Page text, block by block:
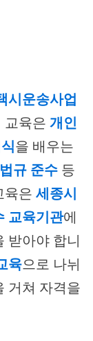
시운송사업
교육은 개인
을 배우는
규 준수 등
육은 세종시
교육기관에
받아야 합니
육으로 나뉘
거쳐 자격을